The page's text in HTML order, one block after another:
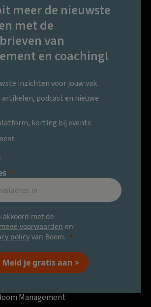
meer de nieuwste
met de
van
en coaching!
inzichten voor jouw vak
podcast en nieuwe
korting bij events
akkoord met de
voorwaarden en
policy van Boom.
Meld je gratis aan >
Management